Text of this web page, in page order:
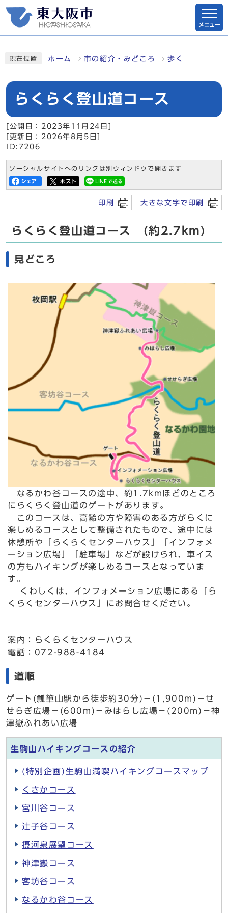
メニュー
現在位置 ホーム 市の紹介・みどころ 歩く
らくらく登山道コース
[公開日：2023年11月24日]
[更新日：2026年8月5日]
ID:7206
ソーシャルサイトへのリンクは別ウィンドウで開きます
印刷 大きな文字で印刷
らくらく登山道コース (約2.7km)
見どころ
なるかわ谷コースの途中、約1.7kmほどのところ
にらくらく登山道のゲートがあります。
このコースは、高齢の方や障害のある方がらくに
楽しめるコースとして整備されたもので、途中には
休憩所や「らくらくセンターハウス」「インフォメ
ーション広場」「駐車場」などが設けられ、車イス
の方もハイキングが楽しめるコースとなっていま
す。
くわしくは、インフォメーション広場にある「ら
くらくセンターハウス」にお問合せください。
案内：らくらくセンターハウス
電話：072-988-4184
道順
ゲート(瓢箪山駅から徒歩約30分)－(1,900m)－せ
せらぎ広場－(600m)－みはらし広場－(200m)－神
津嶽ふれあい広場
生駒山ハイキングコースの紹介
(特別企画)生駒山満喫ハイキングコースマップ
くさかコース
宮川谷コース
辻子谷コース
摂河泉展望コース
神津嶽コース
客坊谷コース
なるかわ谷コース